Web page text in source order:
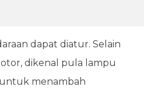
dapat diatur. Selain
dikenal pula lampu
menambah